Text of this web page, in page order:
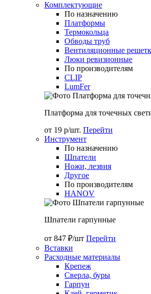
Комплектующие
По назначению
Платформы
Термокольца
Обводы труб
Вентиляционные
Люки ревизионные
По производителям
CLIP
LumFer
Платформа для точечных
от 19 р/шт. Перейти
Инструмент
По назначению
Шпатели
Ножи, лезвия
Другое
По производителям
HANOV
Шпатели гарпунные
от 847 ₽/шт Перейти
Вставки
Расходные материалы
Крепеж
Сверла, буры
Гарпун